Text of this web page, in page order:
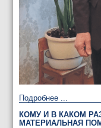
Подробнее ...
КОМУ И В КАКОМ
МАТЕРИАЛЬНАЯ